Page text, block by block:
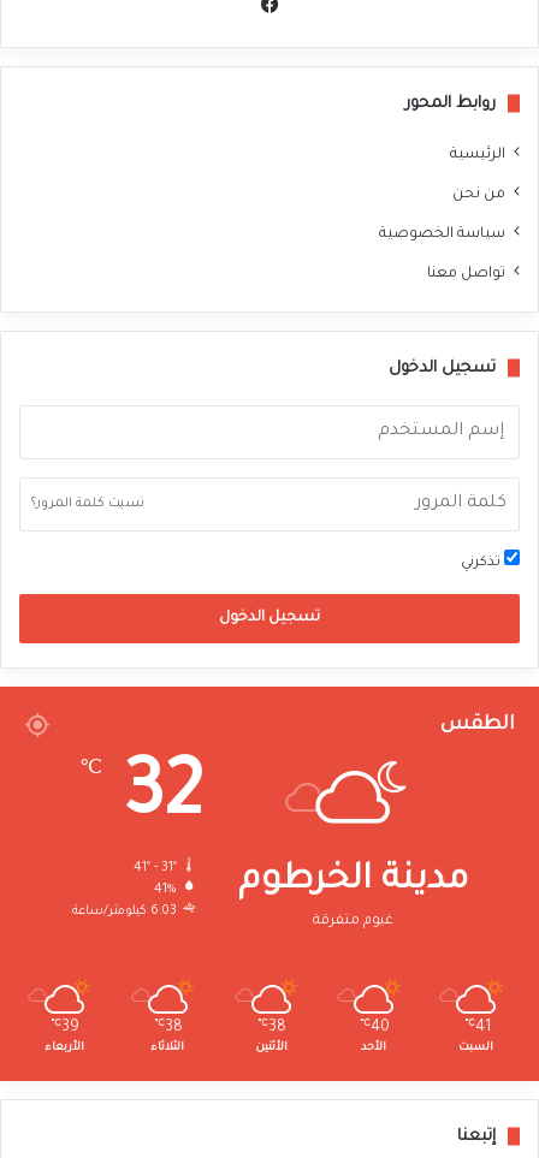
روابط المحور
الرئيسية
من نحن
سياسة الخصوصية
تواصل معنا
تسجيل الدخول
نسيت كلمة المرور؟
تذكرني
تسجيل الدخول
الطقس
مدينة الخرطوم
غيوم متفرقة
32
℃
41º - 31º
41%
6.03 كيلومتر/ساعة
41
℃
السبت
40
℃
الأحد
38
℃
الأثنين
38
℃
الثلاثاء
39
℃
الأربعاء
إتبعنا